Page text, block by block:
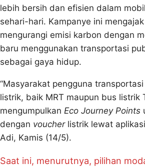
lebih bersih dan efisien dalam
sehari-hari. Kampanye ini
mengurangi emisi karbon dengan
baru menggunakan transportasi
sebagai gaya hidup.
“Masyarakat pengguna
listrik, baik MRT maupun bus listrik
mengumpulkan Eco Journey Points
dengan voucherlistrik lewat
Adi, Kamis (14/5).
Saat ini, menurutnya, pilihan